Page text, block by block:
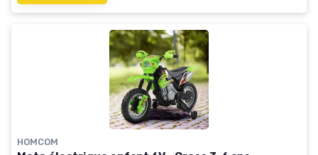
HOMCOM